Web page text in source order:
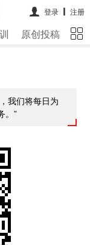
登录 注册
原创投稿 期
我们将每日为
。”